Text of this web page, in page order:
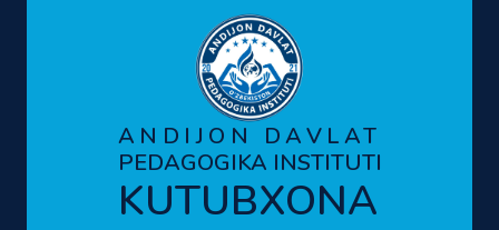
ANDIJON DAVLAT
PEDAGOGIKA INSTITUTI
KUTUBXONA